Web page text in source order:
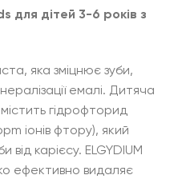
для дітей 3-6 років з
яка зміцнює зуби,
емалі. Дитяча
гідрофторид
іонів фтору), який
від карієсу. ELGYDIUM
ефективно видаляє